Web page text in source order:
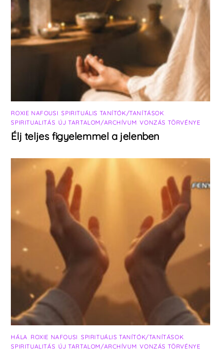
ROXIE NAFOUSI ,SPIRITUÁLIS TANÍTÓK/TANÍTÁSOK
SPIRITUALITÁS ÚJ TARTALOM/ARCHÍVUM ,VONZÁS TÖRVÉNYE
Élj teljes figyelemmel a jelenben
HÁLA ROXIE NAFOUSI SPIRITUÁLIS TANÍTÓK/TANÍTÁSOK
SPIRITUALITÁS ÚJ TARTALOM/ARCHÍVUM ,VONZÁS TÖRVÉNYE